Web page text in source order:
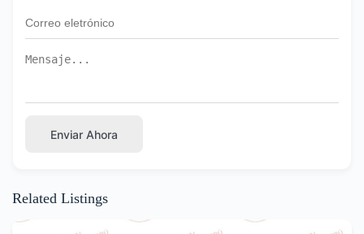
Enviar Ahora
Related Listings